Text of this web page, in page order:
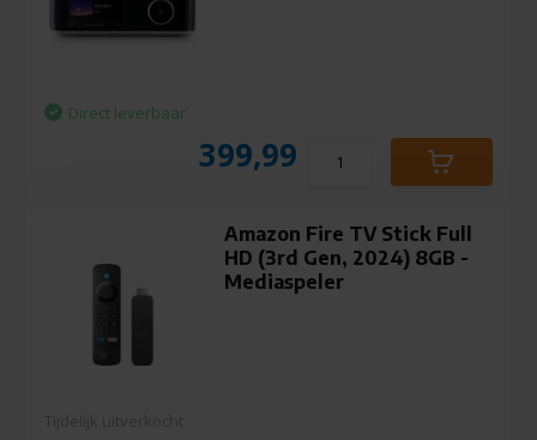
Direct leverbaar
399,99
Amazon Fire TV Stick Full
HD (3rd Gen, 2024) 8GB -
Mediaspeler